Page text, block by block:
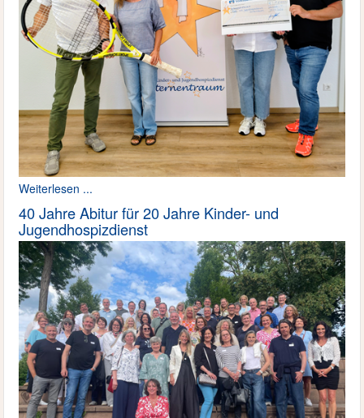
Weiterlesen ...
40 Jahre Abitur für 20 Jahre Kinder- und
Jugendhospizdienst